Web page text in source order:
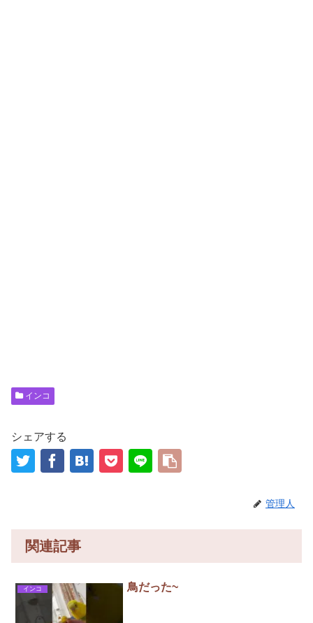
インコ
シェアする
管理人
関連記事
インコ 鳥だった~